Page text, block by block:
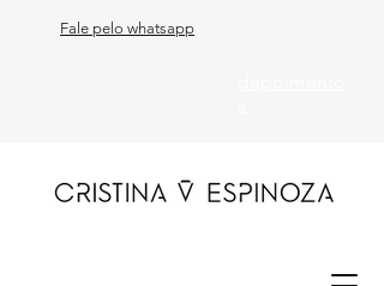
Fale pelo whatsapp